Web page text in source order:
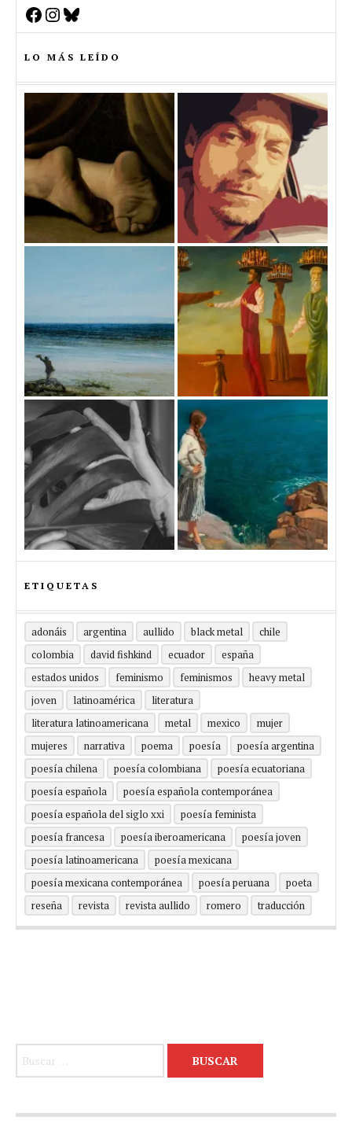
Facebook
Instagram
Bluesky
LO MÁS LEÍDO
ETIQUETAS
adonáis argentina aullido black metal
chile
colombia
david fishkind ecuador
españa
estados unidos
feminismo feminismos
heavy metal
joven
latinoamérica
literatura
literatura latinoamericana
metal mexico
mujer
mujeres
narrativa poema poesía
poesía argentina
poesía chilena
poesía colombiana
poesía ecuatoriana
poesía española
poesía española contemporánea
poesía española del siglo xxi
poesía feminista
poesía francesa
poesía iberoamericana
poesía joven
poesía latinoamericana
poesía mexicana
poesía mexicana contemporánea
poesía peruana
poeta
reseña
revista revista aullido romero traducción